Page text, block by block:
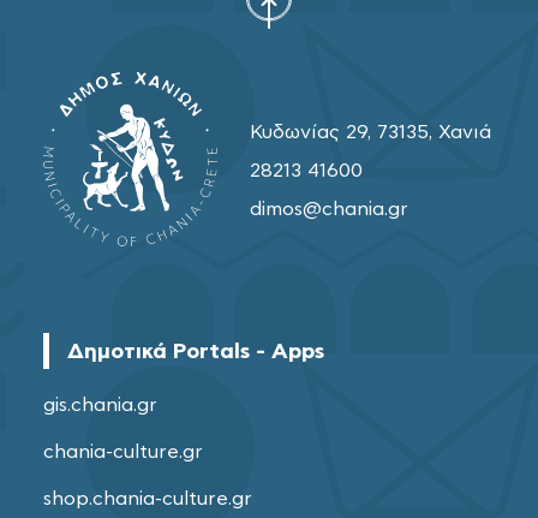
Κυδωνίας 29, 73135, Χανιά
28213 41600
dimos@chania.gr
Δημοτικά Portals - Apps
gis.chania.gr
chania-culture.gr
shop.chania-culture.gr